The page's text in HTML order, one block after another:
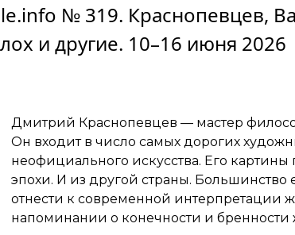
№ 320.
17–
23
2026
№ 319. Краснопевцев,
и другие. 10–16 июня 2026
Дмитрий Краснопевцев — мастер
Он входит в число самых дорогих
неофициального искусства. Его
эпохи. И из другой страны. Большинство
отнести к современной интерпретации
напоминании о конечности и бренности